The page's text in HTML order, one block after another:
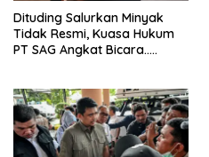
Dituding Salurkan Minyak
Tidak Resmi, Kuasa Hukum
PT SAG Angkat Bicara…..